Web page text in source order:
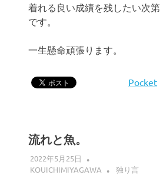
着れる良い成績を残したい次第
です。
一生懸命頑張ります。
Pocket
流れと魚。
2022年5月25日
KOUICHIMIYAGAWA
独り言